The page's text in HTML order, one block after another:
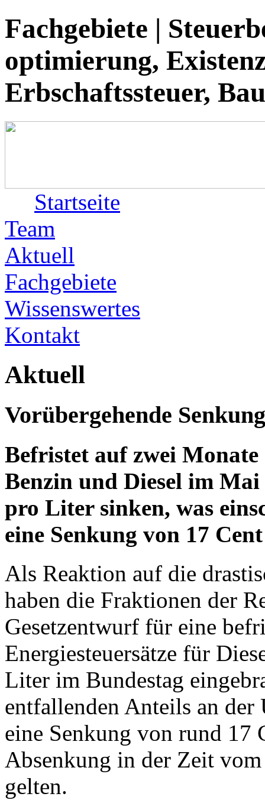
Fachgebiete |
optimierung,
Erbschaftssteuer,
Startseite
Team
Aktuell
Fachgebiete
Wissenswertes
Kontakt
Aktuell
Vorübergehende
Befristet auf zwei
Benzin und Diesel im
pro Liter sinken, was
eine Senkung von 17
Als Reaktion auf die
haben die Fraktionen der
Gesetzentwurf für eine
Energiesteuersätze für
Liter im Bundestag
entfallenden Anteils an der
eine Senkung von rund
Absenkung in der Zeit
gelten.